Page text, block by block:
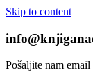
Skip to content
Pošaljite nam email